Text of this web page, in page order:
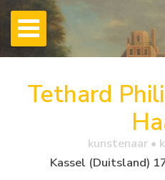
Tethard
kunstenaar •
Kassel (Duitsland)